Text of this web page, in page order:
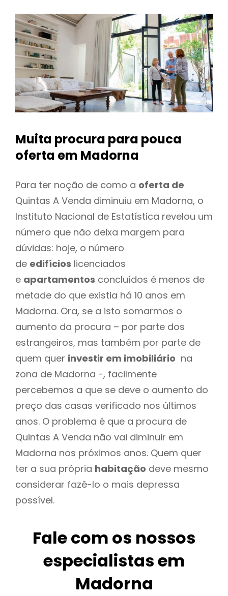
Muita procura para pouca
oferta em Madorna
Para ter noção de como a oferta de
Quintas A Venda diminuiu em Madorna, o
Instituto Nacional de Estatística revelou um
número que não deixa margem para
dúvidas: hoje, o número
de edifícios licenciados
e apartamentos concluídos é menos de
metade do que existia há 10 anos em
Madorna. Ora, se a isto somarmos o
aumento da procura – por parte dos
estrangeiros, mas também por parte de
quem quer investir em imobiliário na
zona de Madorna -, facilmente
percebemos a que se deve o aumento do
preço das casas verificado nos últimos
anos. O problema é que a procura de
Quintas A Venda não vai diminuir em
Madorna nos próximos anos. Quem quer
ter a sua própria habitação deve mesmo
considerar fazê-lo o mais depressa
possível.
Fale com os nossos
especialistas em
Madorna